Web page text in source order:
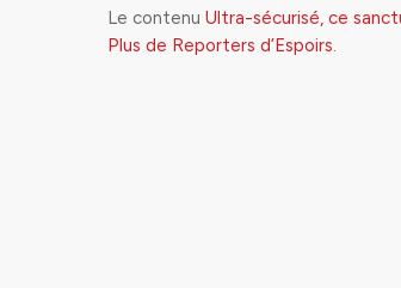
Le contenu Ultra-sécurisé, ce
Plus de Reporters d’Espoirs.